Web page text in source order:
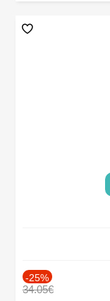
-25%
34.05€